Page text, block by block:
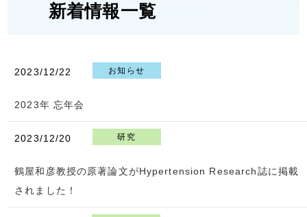
新着情報一覧
2023/12/22 お知らせ
2023年 忘年会
2023/12/20 研究
鶴屋和彦教授の原著論文がHypertension Research誌に掲載
されました！